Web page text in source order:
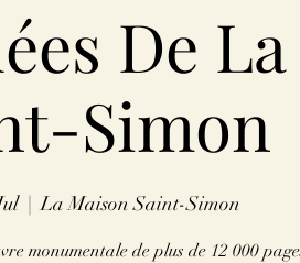
De
Simon
  |
La Maison Saint-Simon
monumentale de plus de 12 000